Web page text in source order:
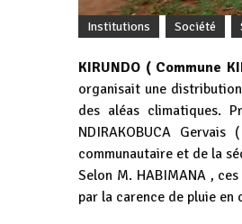
Institutions Société
KIRUNDO ( Commune
organisait une
des aléas climatiques.
NDIRAKOBUCA
communautaire et de la
Selon M. HABIMANA ,
par la carence de pluie en